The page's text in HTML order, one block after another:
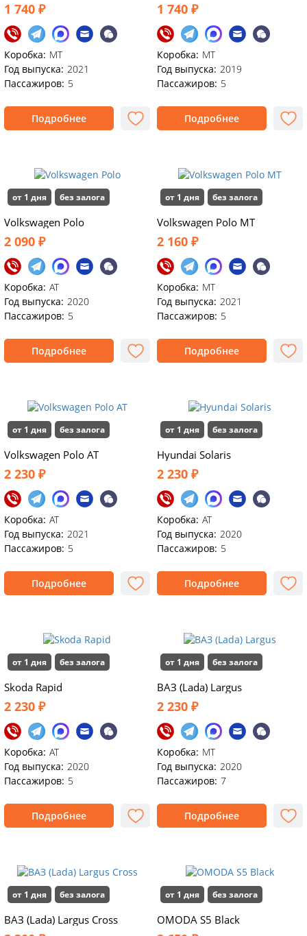
1 740 ₽
Коробка: MT
Год выпуска: 2021
Пассажиров: 5
Подробнее
1 740 ₽
Коробка: MT
Год выпуска: 2019
Пассажиров: 5
Подробнее
от 1 дня без залога
Volkswagen Polo
2 090 ₽
Коробка: AT
Год выпуска: 2020
Пассажиров: 5
Подробнее
от 1 дня без залога
Volkswagen Polo MT
2 160 ₽
Коробка: MT
Год выпуска: 2021
Пассажиров: 5
Подробнее
от 1 дня без залога
Volkswagen Polo АТ
2 230 ₽
Коробка: AT
Год выпуска: 2021
Пассажиров: 5
Подробнее
от 1 дня без залога
Hyundai Solaris
2 230 ₽
Коробка: AT
Год выпуска: 2020
Пассажиров: 5
Подробнее
от 1 дня без залога
Skoda Rapid
2 230 ₽
Коробка: AT
Год выпуска: 2020
Пассажиров: 5
Подробнее
от 1 дня без залога
ВАЗ (Lada) Largus
2 230 ₽
Коробка: MT
Год выпуска: 2020
Пассажиров: 7
Подробнее
от 1 дня без залога
ВАЗ (Lada) Largus Cross
от 1 дня без залога
OMODA S5 Black